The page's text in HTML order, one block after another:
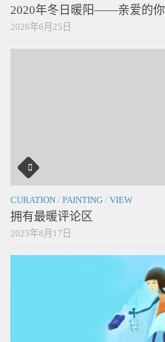
2020年冬日暖阳——亲爱的你
2026年6月25日
CURATION / PAINTING / VIEW
拥有最暖评论区
2025年8月17日